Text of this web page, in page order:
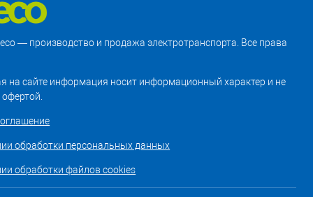
— производство и продажа электротранспорта. Все права
на сайте информация носит информационный характер и не
обработки персональных данных
обработки файлов cookies